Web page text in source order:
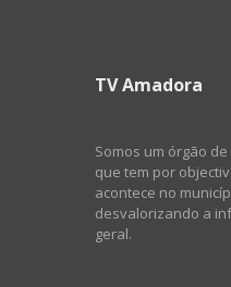
TV Amadora
Somos um órgão
que tem por
acontece no
desvalorizando a
geral.